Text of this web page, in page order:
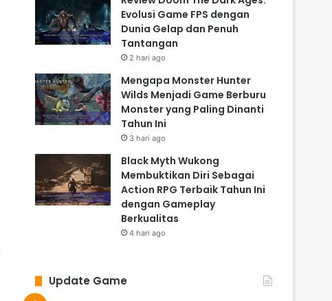
Evolusi Game FPS dengan
Dunia Gelap dan Penuh
Tantangan
2 hari ago
Mengapa Monster Hunter
Wilds Menjadi Game Berburu
Monster yang Paling Dinanti
Tahun Ini
3 hari ago
Black Myth Wukong
Membuktikan Diri Sebagai
Action RPG Terbaik Tahun Ini
dengan Gameplay
Berkualitas
4 hari ago
Update Game